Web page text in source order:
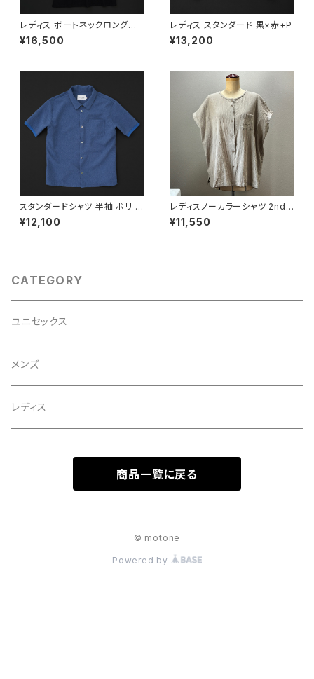
レディス ボートネックロングワ
ンピース 7分袖 黒×黒
¥16,500
レディス スタンダード 黒×赤+P
¥13,200
スタンダードシャツ 半袖 ポリ ブ
ルー
¥12,100
レディスノーカラーシャツ 2nd
ノースリーブ グレージュ
¥11,550
CATEGORY
ユニセックス
メンズ
レディス
商品一覧に戻る
© motone
Powered by